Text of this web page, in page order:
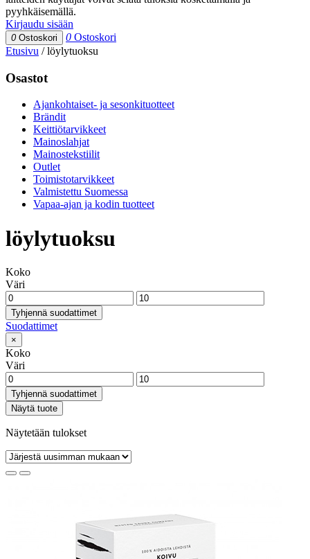
pyyhkäisemällä.
Kirjaudu sisään
0 Ostoskori 0 Ostoskori
Etusivu /löylytuoksu
Osastot
Ajankohtaiset- ja sesonkituotteet
Brändit
Keittiötarvikkeet
Mainoslahjat
Mainostekstiilit
Outlet
Toimistotarvikkeet
Valmistettu Suomessa
Vapaa-ajan ja kodin tuotteet
löylytuoksu
Koko
Väri
Tyhjennä suodattimet
Suodattimet
×
Koko
Väri
Tyhjennä suodattimet
Näytä tuote
Näytetään tulokset